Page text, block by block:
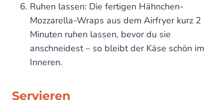
Ruhen lassen: Die fertigen Hähnchen-
Mozzarella-Wraps aus dem Airfryer kurz 2
Minuten ruhen lassen, bevor du sie
anschneidest – so bleibt der Käse schön im
Inneren.
Servieren